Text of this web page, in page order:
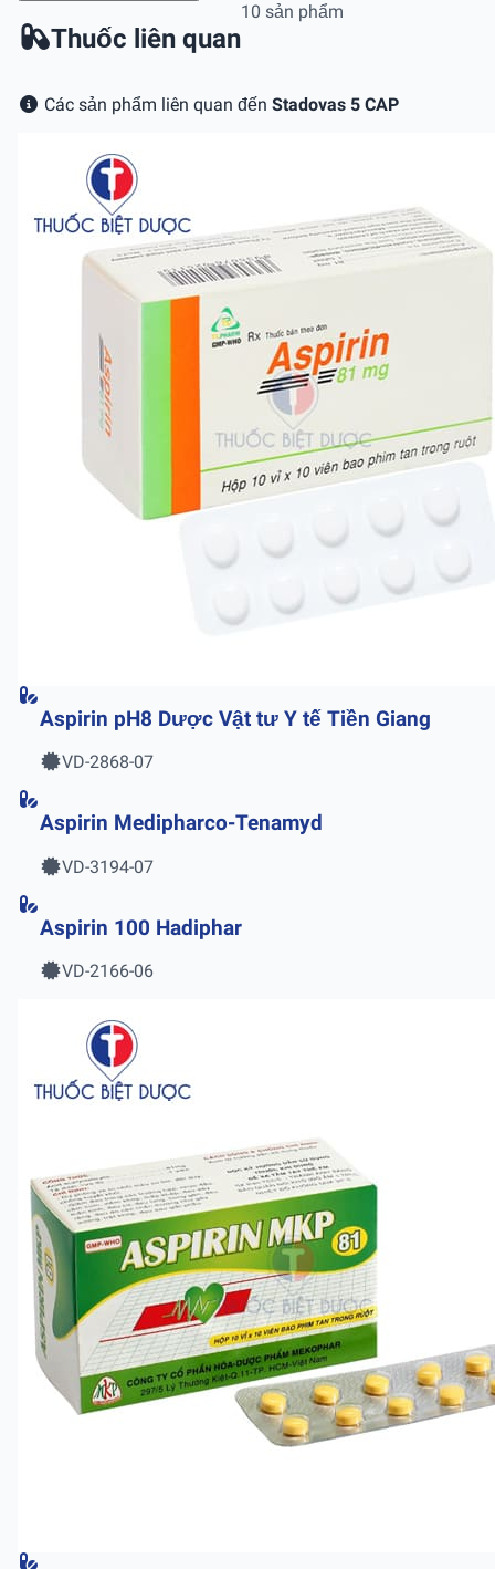
Thuốc liên quan
10 sản phẩm
Các sản phẩm liên quan đến Stadovas 5 CAP
Aspirin pH8 Dược Vật tư Y tế Tiền Giang
VD-2868-07
Aspirin Medipharco-Tenamyd
VD-3194-07
Aspirin 100 Hadiphar
VD-2166-06